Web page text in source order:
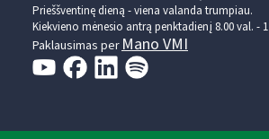
Prieššventinę dieną - viena valanda trumpiau.
Kiekvieno mėnesio antrą penktadienį 8.00 val. -
Paklausimas perMano VMI